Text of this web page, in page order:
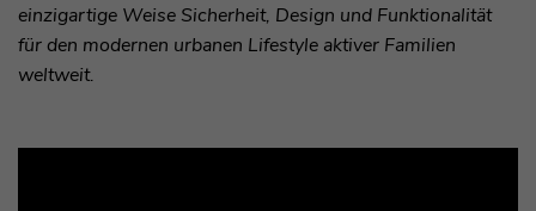
einzigartige Weise Sicherheit, Design und Funktionalität
für den modernen urbanen Lifestyle aktiver Familien
weltweit.